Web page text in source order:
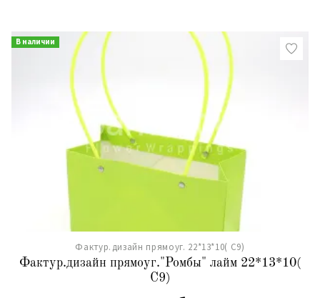
В наличии
Фактур.дизайн прямоуг. 22*13*10( С9)
Фактур.дизайн прямоуг."Ромбы" лайм 22*13*10(
С9)